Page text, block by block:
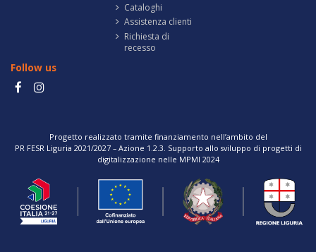
Cataloghi
Assistenza clienti
Richiesta di
recesso
Follow us
Progetto realizzato tramite finanziamento nell’ambito del
PR FESR Liguria 2021/2027 – Azione 1.2.3. Supporto allo sviluppo di progetti di
digitalizzazione nelle MPMI 2024